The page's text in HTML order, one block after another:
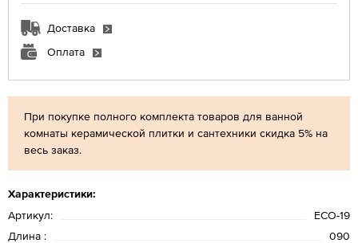
При покупке полного комплекта товаров для ванной
комнаты керамической плитки и сантехники скидка 5% на
весь заказ.
Характеристики:
Артикул:
ECO-19
Длина :
090
Доставка
Оплата